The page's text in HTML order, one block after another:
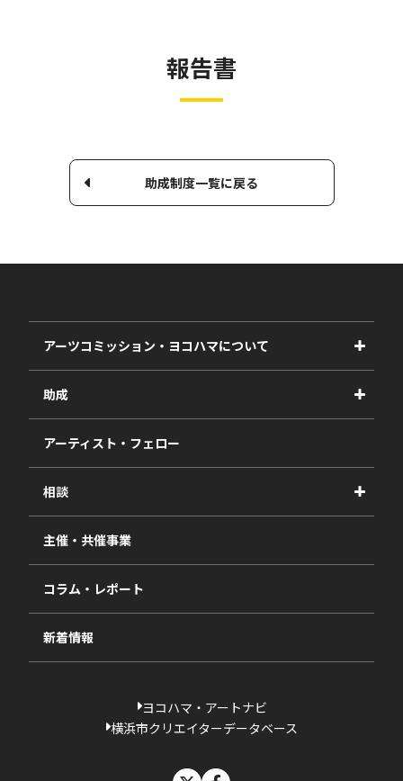
報告書
助成制度一覧に戻る
アーツコミッション・ヨコハマについて
事業紹介
事業報告書
助成
2027年度
2026年度
2025年度
2024年度
2023年度
過去の採択一覧
アーティスト・フェロー
相談
視察・ヒアリング・研究
相談依頼フォーム
主催・共催事業
コラム・レポート
新着情報
ヨコハマ・アートナビ
横浜市クリエイターデータベース